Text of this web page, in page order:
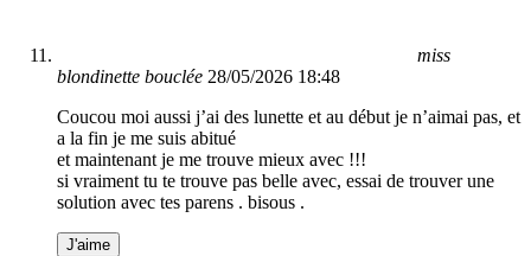
miss
blondinette bouclée 28/05/2026 18:48
Coucou moi aussi j’ai des lunette et au début je n’aimai pas, et
a la fin je me suis abitué
et maintenant je me trouve mieux avec !!!
si vraiment tu te trouve pas belle avec, essai de trouver une
solution avec tes parens . bisous .
J'aime